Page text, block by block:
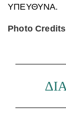
ΥΠΕΥΘΥΝΑ.
Photo